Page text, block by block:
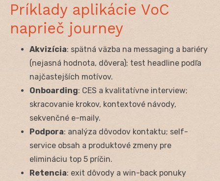
Príklady aplikácie VoC
naprieč journey
Akvizícia: spätná väzba na messaging a bariéry
(nejasná hodnota, dôvera); test headline podľa
najčastejších motívov.
Onboarding: CES a kvalitatívne interview;
skracovanie krokov, kontextové návody,
sekvenčné e-maily.
Podpora: analýza dôvodov kontaktu; self-
service obsah a produktové zmeny pre
elimináciu top 5 príčin.
Retencia: exit dôvody a win-back ponuky